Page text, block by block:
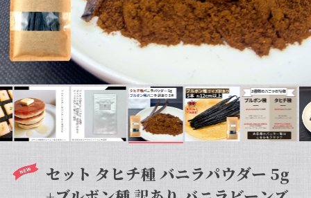
セット タヒチ種 バニラパウダー 5g